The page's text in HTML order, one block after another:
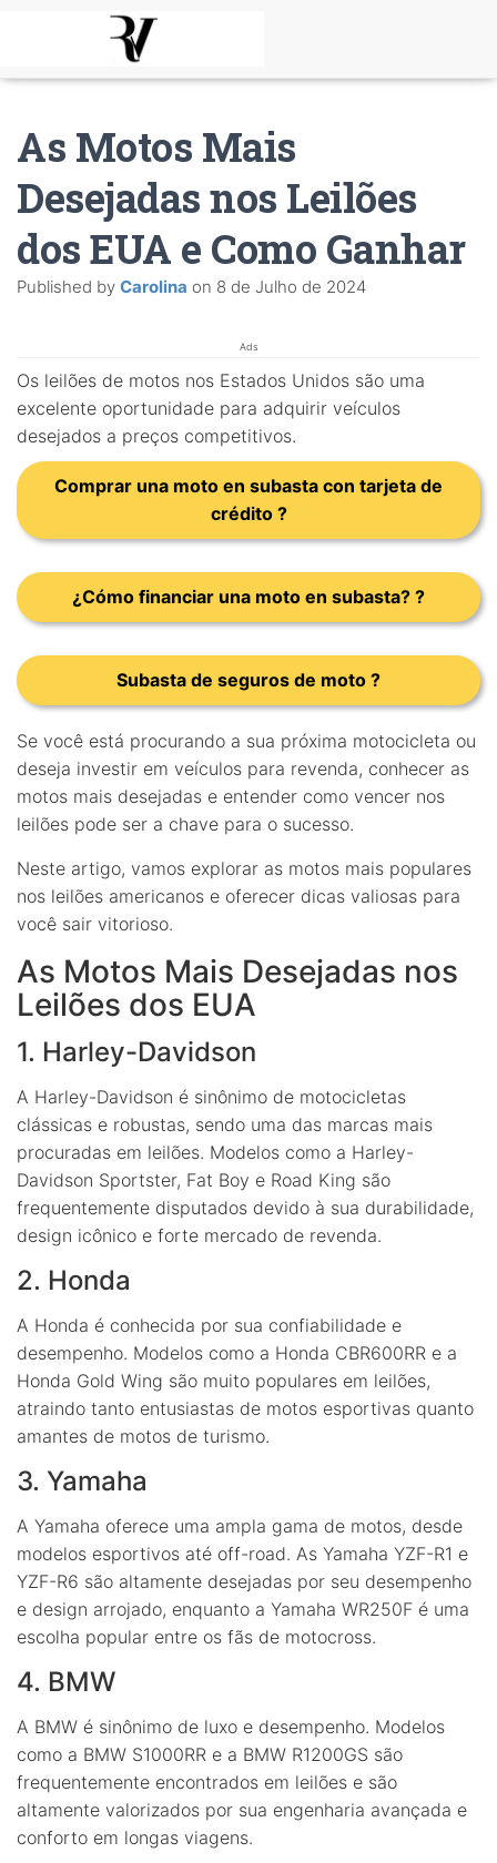
As Motos Mais
Desejadas nos Leilões
dos EUA e Como Ganhar
Published by Carolina on 8 de Julho de 2024
Ads
Os leilões de motos nos Estados Unidos são uma
excelente oportunidade para adquirir veículos
desejados a preços competitivos.
Comprar una moto en subasta con tarjeta de
crédito ?
¿Cómo financiar una moto en subasta? ?
Subasta de seguros de moto ?
Se você está procurando a sua próxima motocicleta ou
deseja investir em veículos para revenda, conhecer as
motos mais desejadas e entender como vencer nos
leilões pode ser a chave para o sucesso.
Neste artigo, vamos explorar as motos mais populares
nos leilões americanos e oferecer dicas valiosas para
você sair vitorioso.
As Motos Mais Desejadas nos
Leilões dos EUA
1. Harley-Davidson
A Harley-Davidson é sinônimo de motocicletas
clássicas e robustas, sendo uma das marcas mais
procuradas em leilões. Modelos como a Harley-
Davidson Sportster, Fat Boy e Road King são
frequentemente disputados devido à sua durabilidade,
design icônico e forte mercado de revenda.
2. Honda
A Honda é conhecida por sua confiabilidade e
desempenho. Modelos como a Honda CBR600RR e a
Honda Gold Wing são muito populares em leilões,
atraindo tanto entusiastas de motos esportivas quanto
amantes de motos de turismo.
3. Yamaha
A Yamaha oferece uma ampla gama de motos, desde
modelos esportivos até off-road. As Yamaha YZF-R1 e
YZF-R6 são altamente desejadas por seu desempenho
e design arrojado, enquanto a Yamaha WR250F é uma
escolha popular entre os fãs de motocross.
4. BMW
A BMW é sinônimo de luxo e desempenho. Modelos
como a BMW S1000RR e a BMW R1200GS são
frequentemente encontrados em leilões e são
altamente valorizados por sua engenharia avançada e
conforto em longas viagens.